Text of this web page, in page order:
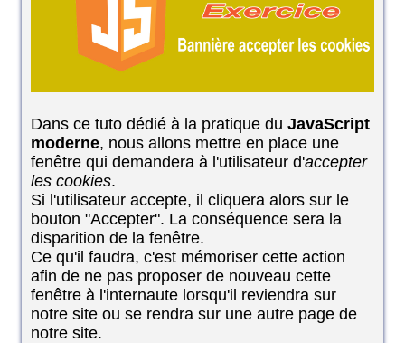
Dans ce tuto dédié à la pratique du JavaScript
moderne, nous allons mettre en place une
fenêtre qui demandera à l'utilisateur d'accepter
les cookies.
Si l'utilisateur accepte, il cliquera alors sur le
bouton "Accepter". La conséquence sera la
disparition de la fenêtre.
Ce qu'il faudra, c'est mémoriser cette action
afin de ne pas proposer de nouveau cette
fenêtre à l'internaute lorsqu'il reviendra sur
notre site ou se rendra sur une autre page de
notre site.